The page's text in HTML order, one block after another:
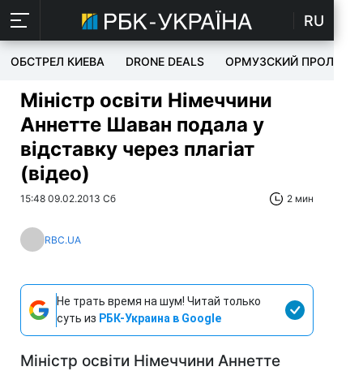
RU
ОБСТРЕЛ КИЕВА DRONE DEALS ОРМУЗСКИЙ ПРОЛИВ
Міністр освіти Німеччини
Аннетте Шаван подала у
відставку через плагіат
(відео)
15:48 09.02.2013 Сб 2 мин
RBC.UA
Не трать время на шум! Читай только
суть из РБК-Украина в Google
Міністр освіти Німеччини Аннетте